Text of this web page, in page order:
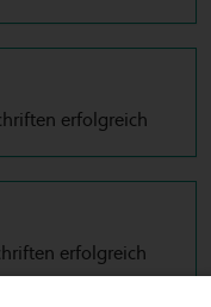
erfolgreich
erfolgreich